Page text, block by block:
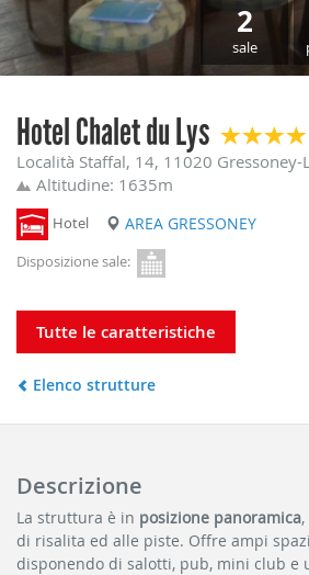
2
sale
Hotel Chalet du Lys
Località Staffal, 14, 11020 Gressoney-
Altitudine: 1635m
Hotel AREA GRESSONEY
Disposizione sale:
Tutte le caratteristiche
Elenco strutture
Descrizione
La struttura è in posizione panoramica
di risalita ed alle piste. Offre ampi
disponendo di salotti, pub, mini club e